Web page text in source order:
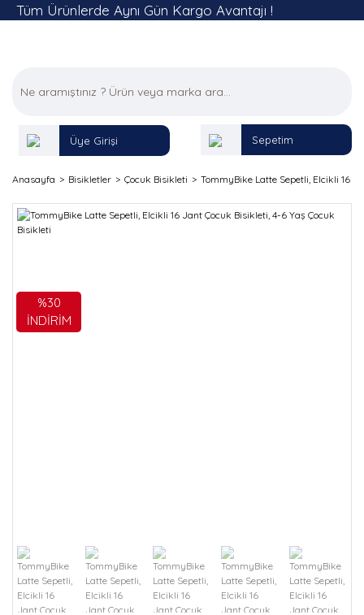
Tüm Ürünlerde Aynı Gün Kargo Avantajı !
Üye Girişi Sepetim
Anasayfa Bisikletler Çocuk Bisikleti TommyBike Latte Sepetli, Elcikli 16
%30
İNDİRİM